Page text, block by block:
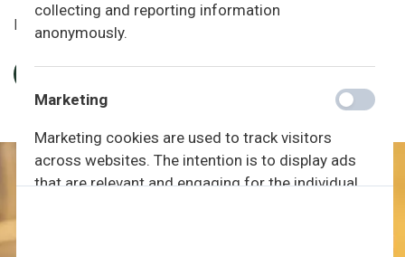
Læs om friskolens nøgletal og statistik fra UVM
collecting and reporting information
anonymously.
Marketing
Marketing cookies are used to track visitors
across websites. The intention is to display ads
that are relevant and engaging for the individual